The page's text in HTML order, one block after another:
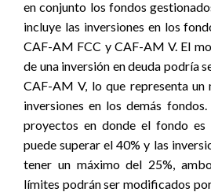
en conjunto los fondos
incluye las inversiones en los
CAF-AM FCC y CAF-AM V. El
de una inversión en deuda podría
CAF-AM V, lo que representa un
inversiones en los demás
proyectos en donde el fondo
puede superar el 40% y las
tener un máximo del 25%,
límites podrán ser modificados